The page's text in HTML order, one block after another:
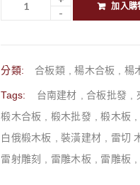
加入購
分類: 合板類 ,楊木合板 楊
Tags: 台南建材 合板批發
椴木合板
椴木批發 ,椴木板
白俄椴木板
,裝潢建材 雷切
雷射雕刻
雷雕木板 雷雕板